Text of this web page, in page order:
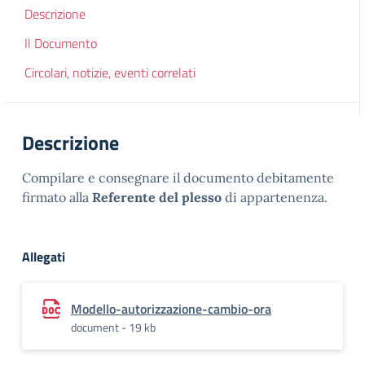
Descrizione
Il Documento
Circolari, notizie, eventi correlati
Descrizione
Compilare e consegnare il documento debitamente
firmato alla Referente del plesso di appartenenza.
Allegati
Modello-autorizzazione-cambio-ora
document - 19 kb